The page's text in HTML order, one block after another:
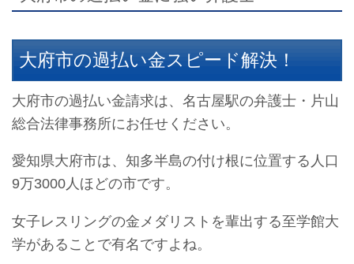
大府市の過払い金スピード解決！
大府市の過払い金請求は、名古屋駅の弁護士・片山
総合法律事務所にお任せください。
愛知県大府市は、知多半島の付け根に位置する人口
9万3000人ほどの市です。
女子レスリングの金メダリストを輩出する至学館大
学があることで有名ですよね。